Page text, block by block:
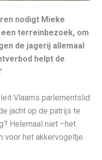
nodigt Mieke
terreinbezoek, om
de jagerij allemaal
helpt de
Vlaams parlementslid
jacht op de patrijs te
Helemaal niet –het
voor het akkervogeltje.